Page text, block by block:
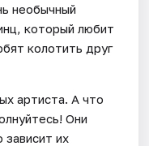
необычный
который любит
колотить друг
артиста. А что
Они
зависит их